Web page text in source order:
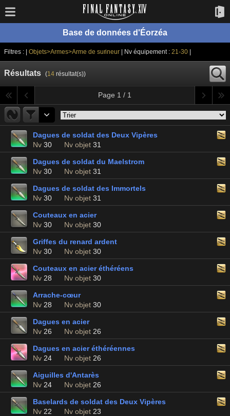
Base de données d'Éorzéa
Filtres : | Objets>Armes>Arme de surineur | Nv équipement :21-30
Résultats (14résultat(s))
Page 1 / 1
Dagues de soldat des Deux Vipères
Nv 30 Nv objet 31
Dagues de soldat du Maelstrom
Nv 30 Nv objet 31
Dagues de soldat des Immortels
Nv 30 Nv objet 31
Couteaux en acier
Nv 30 Nv objet 30
Griffes du renard ardent
Nv 30 Nv objet 30
Couteaux en acier éthéréens
Nv 28 Nv objet 30
Arrache-cœur
Nv 28 Nv objet 30
Dagues en acier
Nv 26 Nv objet 26
Dagues en acier éthéréennes
Nv 24 Nv objet 26
Aiguilles d'Antarès
Nv 24 Nv objet 26
Baselards de soldat des Deux Vipères
Nv 22 Nv objet 23